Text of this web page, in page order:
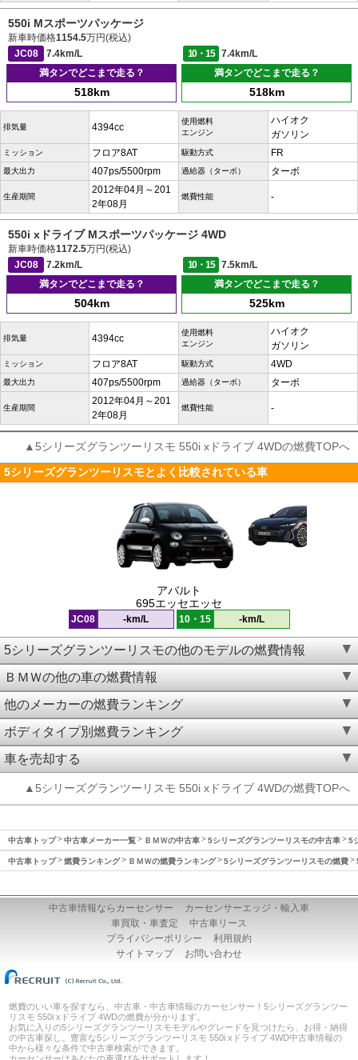
550i Mスポーツパッケージ
新車時価格1154.5万円(税込)
JC08
7.4km/L 10・15
7.4km/L
満タンでどこまで走る？
518km
満タンでどこまで走る？
518km
排気量 4394cc
使用燃料
エンジン
ハイオク
ガソリン
ミッション フロア8AT 駆動方式 FR
最大出力 407ps/5500rpm 過給器（ターボ） ターボ
生産期間
2012年04月～201
2年08月
燃費性能 -
550i xドライブ Mスポーツパッケージ 4WD
新車時価格1172.5万円(税込)
JC08
7.2km/L 10・15
7.5km/L
満タンでどこまで走る？
504km
満タンでどこまで走る？
525km
排気量 4394cc
使用燃料
エンジン
ハイオク
ガソリン
ミッション フロア8AT 駆動方式 4WD
最大出力 407ps/5500rpm 過給器（ターボ） ターボ
生産期間
2012年04月～201
2年08月
燃費性能 -
▲5シリーズグランツーリスモ 550i xドライブ 4WDの燃費TOPへ
5シリーズグランツーリスモとよく比較されている車
アバルト
695エッセエッセ
JC08 -km/L 10・15 -km/L
5シリーズグランツーリスモの他のモデルの燃費情報
ＢＭＷの他の車の燃費情報
他のメーカーの燃費ランキング
ボディタイプ別燃費ランキング
車を売却する
▲5シリーズグランツーリスモ 550i xドライブ 4WDの燃費TOPへ
中古車トップ 中古車メーカー一覧 ＢＭＷの中古車 5シリーズグランツーリスモの中古車 5
中古車トップ 燃費ランキング ＢＭＷの燃費ランキング 5シリーズグランツーリスモの燃費
中古車情報ならカーセンサー
カーセンサーエッジ・輸入車
車買取・車査定
中古車リース
プライバシーポリシー
利用規約
サイトマップ
お問い合わせ
燃費のいい車を探すなら、中古車・中古車情報のカーセンサー！5シリーズグランツー
リスモ 550i xドライブ 4WDの燃費が分かります。
お気に入りの5シリーズグランツーリスモモデルやグレードを見つけたら、お得・納得
の中古車探し。豊富な5シリーズグランツーリスモ 550i xドライブ 4WD中古車情報の
中から様々な条件で中古車検索ができます。